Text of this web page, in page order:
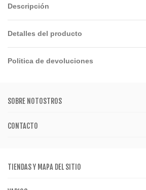
Descripción
Detalles del producto
Politica de devoluciones
SOBRE NOTOSTROS
CONTACTO
TIENDAS Y MAPA DEL SITIO